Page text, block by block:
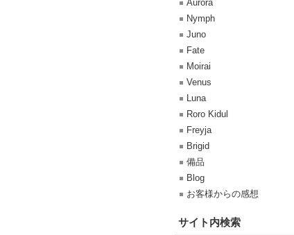
Aurora
Nymph
Juno
Fate
Moirai
Venus
Luna
Roro Kidul
Freyja
Brigid
備品
Blog
お客様からの感想
サイト内検索